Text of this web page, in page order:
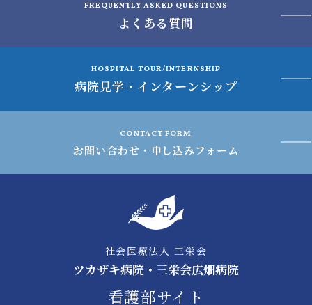
FREQUENTLY ASKED QUESTIONS
よくある質問
HOSPITAL TOUR/INTERNSHIP
病院見学・インターンシップ
CONTACT FORM
お問い合わせ・申し込みフォーム
社会医療法人 三栄会
ツカザキ病院・三栄会広畑病院
看護部サイト